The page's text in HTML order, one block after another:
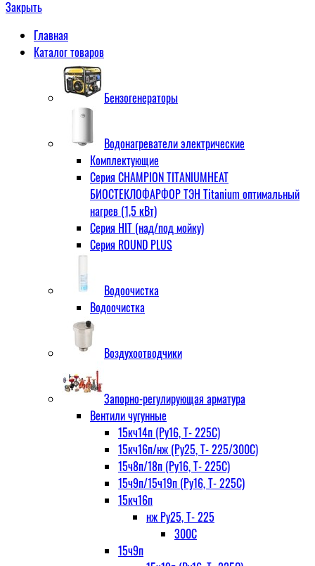
Закрыть
Главная
Каталог товаров
Бензогенераторы
Водонагреватели электрические
Комплектующие
Серия CHAMPION TITANIUMHEAT
БИОСТЕКЛОФАРФОР ТЭН Titanium оптимальный
нагрев (1,5 кВт)
Серия HIT (над/под мойку)
Серия ROUND PLUS
Водоочистка
Водоочистка
Воздухоотводчики
Запорно-регулирующая арматура
Вентили чугунные
15кч14п (Ру16, Т- 225С)
15кч16п/нж (Ру25, Т- 225/300С)
15ч8п/18п (Ру16, Т- 225С)
15ч9п/15ч19п (Ру16, Т- 225С)
15кч16п
нж Ру25, Т- 225
300С
15ч9п